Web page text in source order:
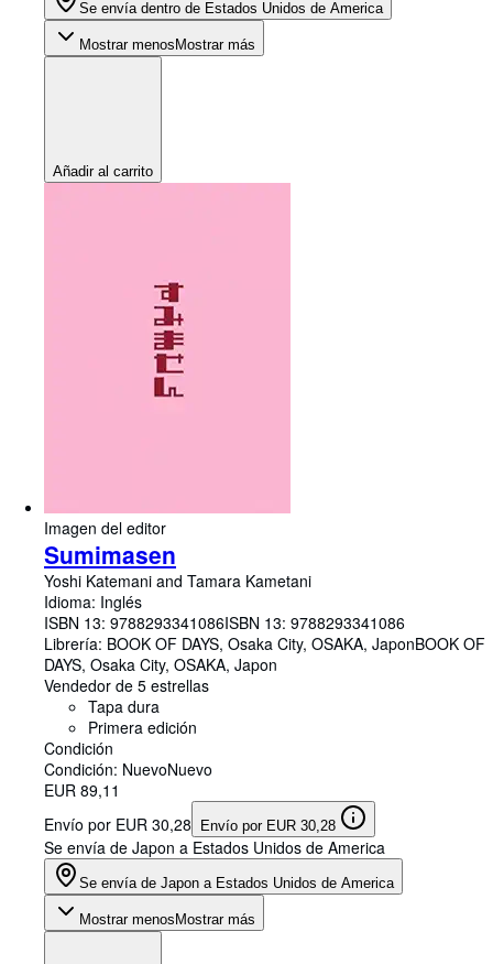
Se envía dentro de Estados Unidos de America
Mostrar menos Mostrar más
Añadir al carrito
Imagen del editor
Sumimasen
Yoshi Katemani and Tamara Kametani
Idioma: Inglés
ISBN 13: 9788293341086ISBN 13: 9788293341086
Librería: BOOK OF DAYS, Osaka City, OSAKA, JaponBOOK OF
DAYS, Osaka City, OSAKA, Japon
Vendedor de 5 estrellas
Tapa dura
Primera edición
Condición
Condición: NuevoNuevo
EUR 89,11
Envío por EUR 30,28
Envío por EUR 30,28
Se envía de Japon a Estados Unidos de America
Se envía de Japon a Estados Unidos de America
Mostrar menos Mostrar más